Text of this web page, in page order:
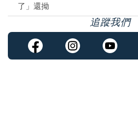
了」還拗
追蹤我們